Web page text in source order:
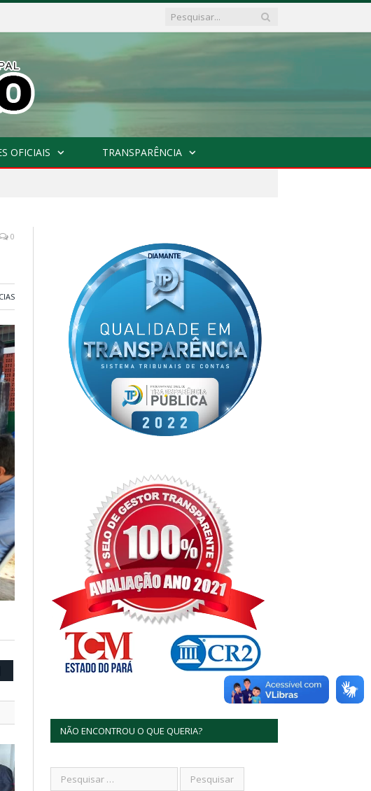
OFICIAIS TRANSPARÊNCIA
0
NÃO ENCONTROU O QUE QUERIA?